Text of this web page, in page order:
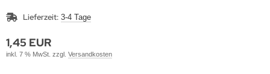
Lieferzeit: 3-4 Tage
1,45 EUR
inkl. 7 % MwSt. zzgl. Versandkosten